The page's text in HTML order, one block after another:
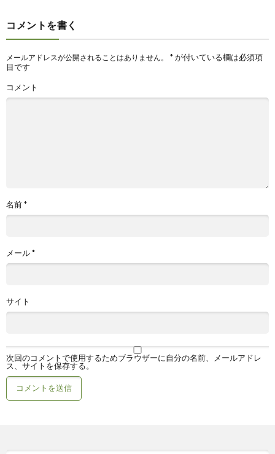
コメントを書く
メールアドレスが公開されることはありません。 *が付いている欄は必須項
目です
コメント
名前*
メール*
サイト
次回のコメントで使用するためブラウザーに自分の名前、メールアドレ
ス、サイトを保存する。